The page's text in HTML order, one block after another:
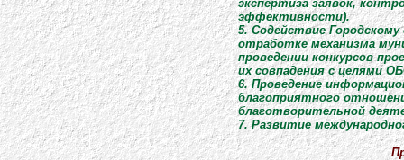
экспертиза заявок,
эффективности).
5. Содействие
отработке механизма
проведении конкурсов
их совпадения с целями
6. Проведение
благоприятного
благотворительной
7. Развитие